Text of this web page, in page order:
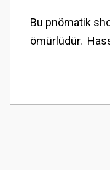
Bu pnömatik
ömürlüdür.
Görüş ve önerileriniz